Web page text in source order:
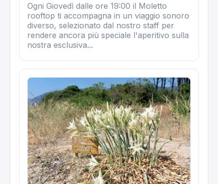
Ogni Giovedì dalle ore 19:00 il Moletto
rooftop ti accompagna in un viaggio sonoro
diverso, selezionato dal nostro staff per
rendere ancora più speciale l'aperitivo sulla
nostra esclusiva...